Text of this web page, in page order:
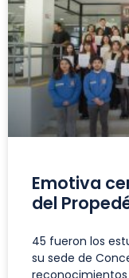
Emotiva
del
45 fueron los
su sede de